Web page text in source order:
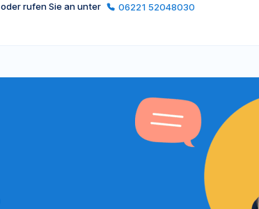
oder rufen Sie an unter
06221 52048030